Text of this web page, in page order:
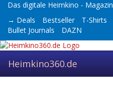
Skip
main
content
Das digitale Heimkino - Magazin
→ Deals
Bestseller T-Shirts
Bullet Journals
DAZN
Heimkino360.de